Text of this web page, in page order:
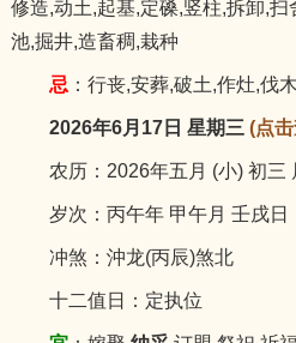
修造,动土,起基,定磉,竖柱,拆卸,
池,掘井,造畜稠,栽种
忌 ：行丧,安葬,破土,作灶,伐
2026年6月17日 星期三 (点
农历：2026年五月 (小) 初三
岁次：丙午年 甲午月 壬戌日
冲煞：沖龙(丙辰)煞北
十二值日：定执位